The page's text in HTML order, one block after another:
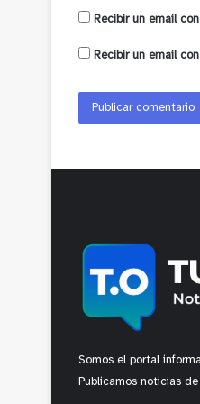
Recibir un email
Recibir un email
Somos el portal
Publicamos noticias